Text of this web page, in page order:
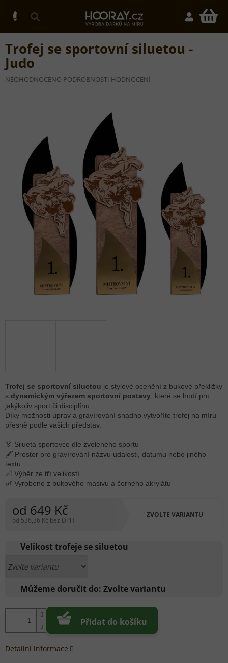
obsah
Trofej se sportovní siluetou -
Judo
PRŮMĚRNÉ
NEOHODNOCENO PODROBNOSTI HODNOCENÍ
od 649 Kč
od 536,36 Kč bez DPH
cena:
ZVOLTE VARIANTU
Velikost trofeje se siluetou
Můžeme doručit do: Zvolte variantu
Přidat do košíku
Trofej se sportovní siluetou je stylové ocenění z bukové překližky
s dynamickým výřezem sportovní postavy, které se hodí pro
jakýkoliv sport či disciplínu.
Díky možnosti úprav a gravírování snadno vytvoříte trofej na míru
přesně podle vašich představ.
🏅 Silueta sportovce dle zvoleného sportu
🖋 Prostor pro gravírování názvu události, datumu nebo jiného
textu
📐 Výběr ze tří velikostí
🌿 Vyrobeno z bukového masivu a černého akrylátu
Detailní informace